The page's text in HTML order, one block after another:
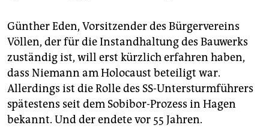
Günther Eden, Vorsitzender des Bürgervereins
Völlen, der für die Instandhaltung des Bauwerks
zuständig ist, will erst kürzlich erfahren haben,
dass Niemann am Holocaust beteiligt war.
Allerdings ist die Rolle des SS-Untersturmführers
spätestens seit dem Sobibor-Prozess in Hagen
bekannt. Und der endete vor 55 Jahren.